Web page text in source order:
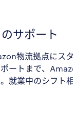
サポート
物流拠点にス
ートまで、
就業中のシフト